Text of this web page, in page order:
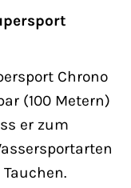
Chrono
(100 Metern)
er zum